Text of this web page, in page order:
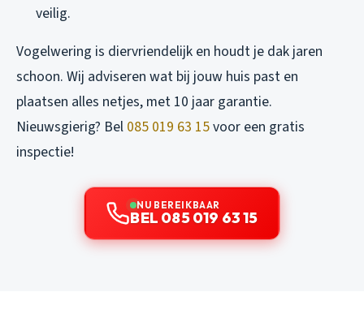
veilig.
Vogelwering is diervriendelijk en houdt je dak jaren
schoon. Wij adviseren wat bij jouw huis past en
plaatsen alles netjes, met 10 jaar garantie.
Nieuwsgierig? Bel 085 019 63 15voor een gratis
inspectie!
NU BEREIKBAAR
BEL 085 019 63 15